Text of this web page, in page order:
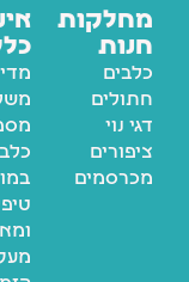
מחלקות
חנות
כלבים
חתולים
דגי נוי
ציפורים
מכרסמים